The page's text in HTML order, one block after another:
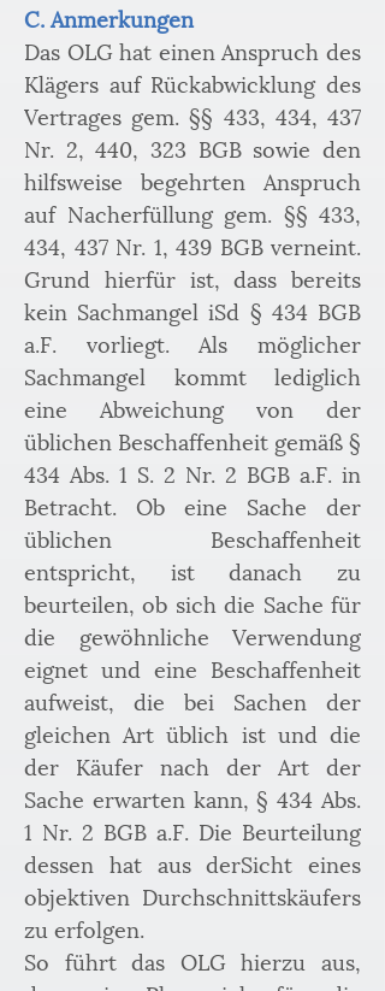
C. Anmerkungen
Das OLG hat einen Anspruch des
Klägers auf Rückabwicklung des
Vertrages gem. §§ 433, 434, 437
Nr. 2, 440, 323 BGB sowie den
hilfsweise begehrten Anspruch
auf Nacherfüllung gem. §§ 433,
434, 437 Nr. 1, 439 BGB verneint.
Grund hierfür ist, dass bereits
kein Sachmangel iSd § 434 BGB
a.F. vorliegt. Als möglicher
Sachmangel kommt lediglich
eine Abweichung von der
üblichen Beschaffenheit gemäß §
434 Abs. 1 S. 2 Nr. 2 BGB a.F. in
Betracht. Ob eine Sache der
üblichen Beschaffenheit
entspricht, ist danach zu
beurteilen, ob sich die Sache für
die gewöhnliche Verwendung
eignet und eine Beschaffenheit
aufweist, die bei Sachen der
gleichen Art üblich ist und die
der Käufer nach der Art der
Sache erwarten kann, § 434 Abs.
1 Nr. 2 BGB a.F. Die Beurteilung
dessen hat aus derSicht eines
objektiven Durchschnittskäufers
zu erfolgen.
So führt das OLG hierzu aus,